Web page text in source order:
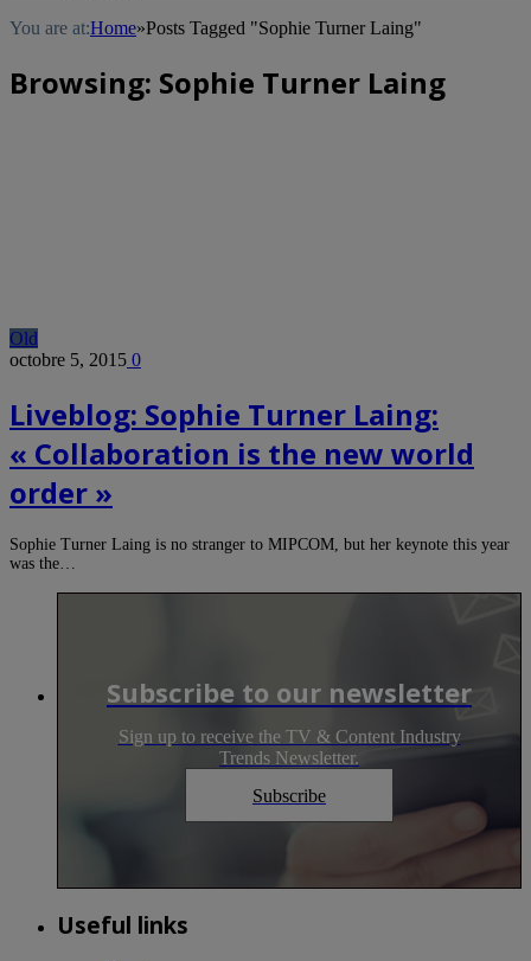
You are at:Home»Posts Tagged "Sophie Turner Laing"
Browsing: Sophie Turner Laing
Old
octobre 5, 2015 0
Liveblog: Sophie Turner Laing:
« Collaboration is the new world
order »
Sophie Turner Laing is no stranger to MIPCOM, but her keynote this year
was the…
Subscribe to our newsletter
Sign up to receive the TV & Content Industry
Trends Newsletter.
Subscribe
Useful links